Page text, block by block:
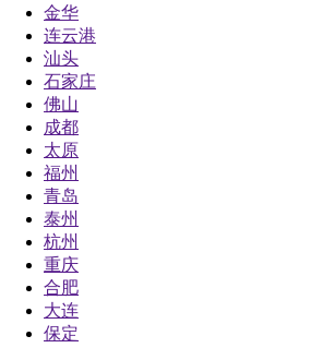
金华
连云港
汕头
石家庄
佛山
成都
太原
福州
青岛
泰州
杭州
重庆
合肥
大连
保定